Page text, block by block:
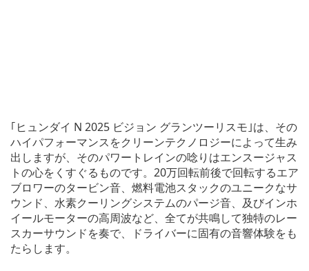
｢ヒュンダイ N 2025 ビジョン グランツーリスモ｣は、その
ハイパフォーマンスをクリーンテクノロジーによって生み
出しますが、そのパワートレインの唸りはエンスージャス
トの心をくすぐるものです。20万回転前後で回転するエア
ブロワーのタービン音、燃料電池スタックのユニークなサ
ウンド、水素クーリングシステムのパージ音、及びインホ
イールモーターの高周波など、全てが共鳴して独特のレー
スカーサウンドを奏で、ドライバーに固有の音響体験をも
たらします。